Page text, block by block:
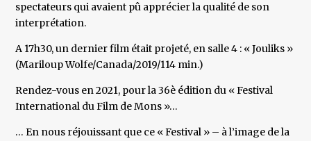
spectateurs qui avaient pû apprécier la qualité de son
interprétation.
A 17h30, un dernier film était projeté, en salle 4 : « Jouliks »
(Mariloup Wolfe/Canada/2019/114 min.)
Rendez-vous en 2021, pour la 36è édition du « Festival
International du Film de Mons »…
… En nous réjouissant que ce « Festival » – à l’image de la